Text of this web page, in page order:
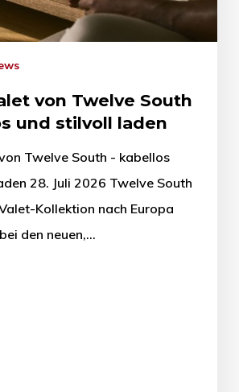
von Twelve South
und stilvoll laden
Twelve South - kabellos
28. Juli 2026 Twelve South
Kollektion nach Europa
den neuen,…